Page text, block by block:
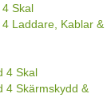
Skal
Laddare, Kablar &
4 Skal
4 Skärmskydd &